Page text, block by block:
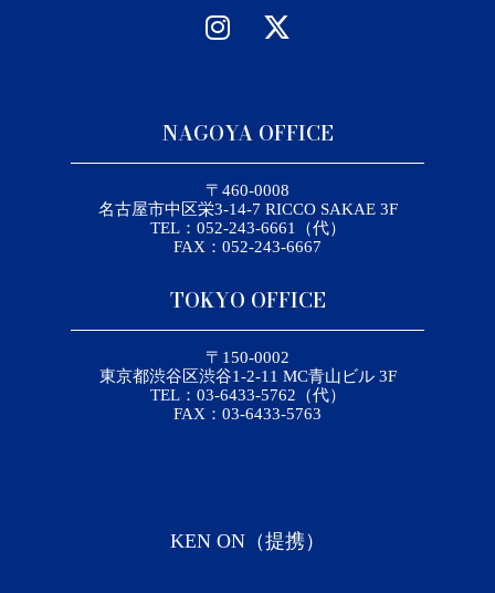
NAGOYA OFFICE
〒460-0008
名古屋市中区栄3-14-7 RICCO SAKAE 3F
TEL：052-243-6661（代）
FAX：052-243-6667
TOKYO OFFICE
〒150-0002
東京都渋谷区渋谷1-2-11 MC青山ビル 3F
TEL：03-6433-5762（代）
FAX：03-6433-5763
KEN ON（提携）